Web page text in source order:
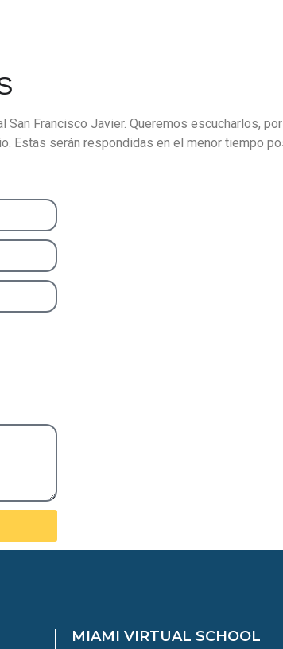
Francisco Javier. Queremos escucharlos,
Estas serán respondidas en el menor tiempo
MIAMI VIRTUAL SCHOOL